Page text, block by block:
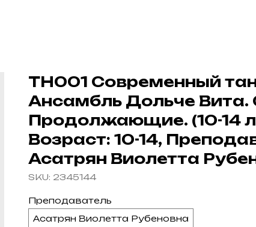
ТН001 Современный
Ансамбль Дольче Вита.
Продолжающие. (10-14
Возраст: 10-14,
Асатрян Виолетта
SKU: 2345144
Преподаватель
Асатрян Виолетта Рубеновна